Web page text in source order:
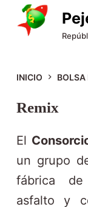
a
c
o
INICIO BOLSA
Remix
El
un grupo
fábrica
asfalto y